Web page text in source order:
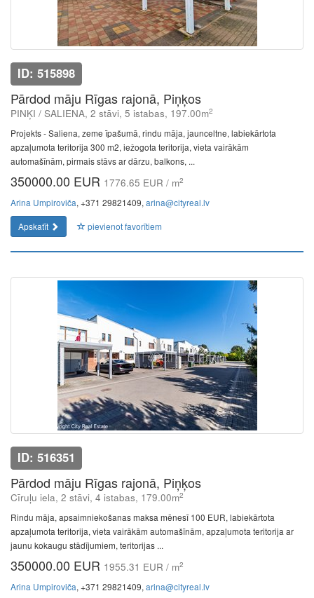
ID: 515898
Pārdod māju Rīgas rajonā, Piņķos
PINĶI / SALIENA, 2 stāvi, 5 istabas, 197.00m2
Projekts - Saliena, zeme īpašumā, rindu māja, jaunceltne, labiekārtota
apzaļumota teritorija 300 m2, iežogota teritorija, vieta vairākām
automašīnām, pirmais stāvs ar dārzu, balkons, ...
350000.00 EUR 1776.65 EUR / m2
Arina Umpiroviča, +371 29821409, arina@cityreal.lv
Apskatīt
pievienot favorītiem
ID: 516351
Pārdod māju Rīgas rajonā, Piņķos
Cīruļu iela, 2 stāvi, 4 istabas, 179.00m2
Rindu māja, apsaimniekošanas maksa mēnesī 100 EUR, labiekārtota
apzaļumota teritorija, vieta vairākām automašīnām, apzaļumota teritorija ar
jaunu kokaugu stādījumiem, teritorijas ...
350000.00 EUR 1955.31 EUR / m2
Arina Umpiroviča, +371 29821409, arina@cityreal.lv